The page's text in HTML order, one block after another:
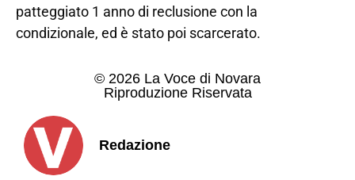
patteggiato 1 anno di reclusione con la
condizionale, ed è stato poi scarcerato.
© 2026 La Voce di Novara
Riproduzione Riservata
Redazione